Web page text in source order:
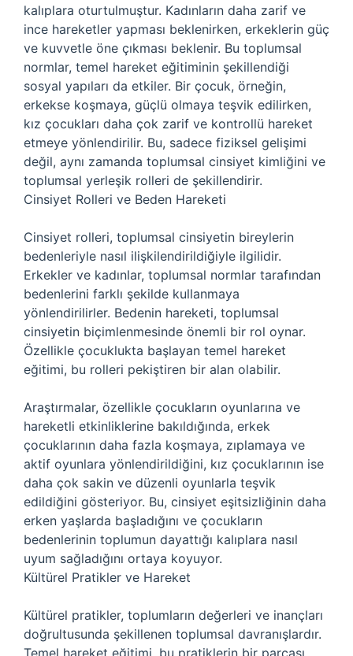
kalıplara oturtulmuştur. Kadınların daha zarif ve
ince hareketler yapması beklenirken, erkeklerin güç
ve kuvvetle öne çıkması beklenir. Bu toplumsal
normlar, temel hareket eğitiminin şekillendiği
sosyal yapıları da etkiler. Bir çocuk, örneğin,
erkekse koşmaya, güçlü olmaya teşvik edilirken,
kız çocukları daha çok zarif ve kontrollü hareket
etmeye yönlendirilir. Bu, sadece fiziksel gelişimi
değil, aynı zamanda toplumsal cinsiyet kimliğini ve
toplumsal yerleşik rolleri de şekillendirir.
Cinsiyet Rolleri ve Beden Hareketi
Cinsiyet rolleri, toplumsal cinsiyetin bireylerin
bedenleriyle nasıl ilişkilendirildiğiyle ilgilidir.
Erkekler ve kadınlar, toplumsal normlar tarafından
bedenlerini farklı şekilde kullanmaya
yönlendirilirler. Bedenin hareketi, toplumsal
cinsiyetin biçimlenmesinde önemli bir rol oynar.
Özellikle çocuklukta başlayan temel hareket
eğitimi, bu rolleri pekiştiren bir alan olabilir.
Araştırmalar, özellikle çocukların oyunlarına ve
hareketli etkinliklerine bakıldığında, erkek
çocuklarının daha fazla koşmaya, zıplamaya ve
aktif oyunlara yönlendirildiğini, kız çocuklarının ise
daha çok sakin ve düzenli oyunlarla teşvik
edildiğini gösteriyor. Bu, cinsiyet eşitsizliğinin daha
erken yaşlarda başladığını ve çocukların
bedenlerinin toplumun dayattığı kalıplara nasıl
uyum sağladığını ortaya koyuyor.
Kültürel Pratikler ve Hareket
Kültürel pratikler, toplumların değerleri ve inançları
doğrultusunda şekillenen toplumsal davranışlardır.
Temel hareket eğitimi, bu pratiklerin bir parçası